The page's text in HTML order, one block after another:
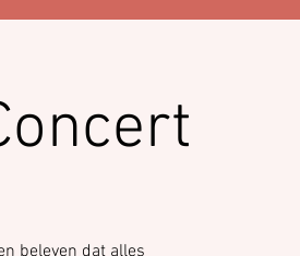
beleven dat alles